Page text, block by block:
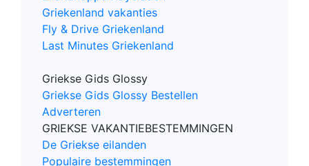
Griekenland vakanties
Fly & Drive Griekenland
Last Minutes Griekenland
Griekse Gids Glossy
Griekse Gids Glossy Bestellen
Adverteren
GRIEKSE VAKANTIEBESTEMMINGEN
De Griekse eilanden
Populaire bestemmingen